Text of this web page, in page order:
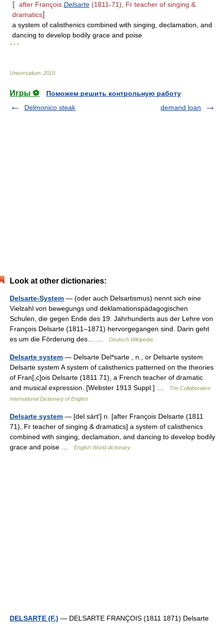
〚 after François Delsarte (1811-71), Fr teacher of singing &
dramatics〛
a system of calisthenics combined with singing, declamation, and
dancing to develop bodily grace and poise
* * *
Universalium 2010
Игры ⚽
Поможем решить контрольную работу
Delmonico steak
demand loan
Look at other dictionaries:
Delsarte-System — (oder auch Delsartismus) nennt sich eine
Vielzahl von bewegungs und deklamationspädagogischen
Schulen, die gegen Ende des 19. Jahrhunderts aus der Lehre von
François Delsarte (1811–1871) hervorgegangen sind. Darin geht
es um die Förderung des… …
Deutsch Wikipedia
Delsarte system — Delsarte Del*sarte , n., or Delsarte system
Delsarte system A system of calisthenics patterned on the theories
of Fran[,c]ois Delsarte (1811 71), a French teacher of dramatic
and musical expression. [Webster 1913 Suppl.] …
The Collaborative
International Dictionary of English
Delsarte system — [del särt′] n. [after François Delsarte (1811
71), Fr teacher of singing & dramatics] a system of calisthenics
combined with singing, declamation, and dancing to develop bodily
grace and poise …
English World dictionary
DELSARTE (F.) — DELSARTE FRANÇOIS (1811 1871) Delsarte